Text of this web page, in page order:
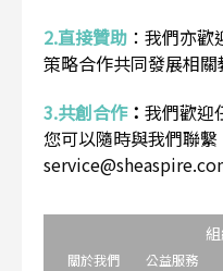
2.直接贊助 ： 我們亦歡
策略合作共同發展相
3.共創合作： 我們歡迎
您可以隨時與我們聯
關於我們 公益服務